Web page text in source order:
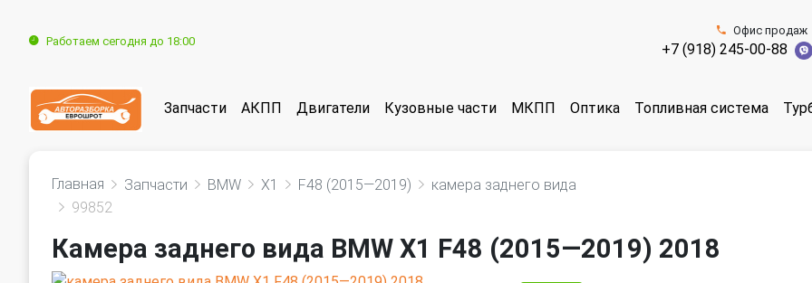
Работаем сегодня до 18:00
Офис продаж
+7 (918) 245-00-88
Запчасти АКПП Двигатели Кузовные части МКПП Оптика Топливная система
Главная Запчасти BMW X1 F48 (2015—2019)
камера заднего вида
99852
Камера заднего вида BMW X1 F48 (2015—2019) 2018